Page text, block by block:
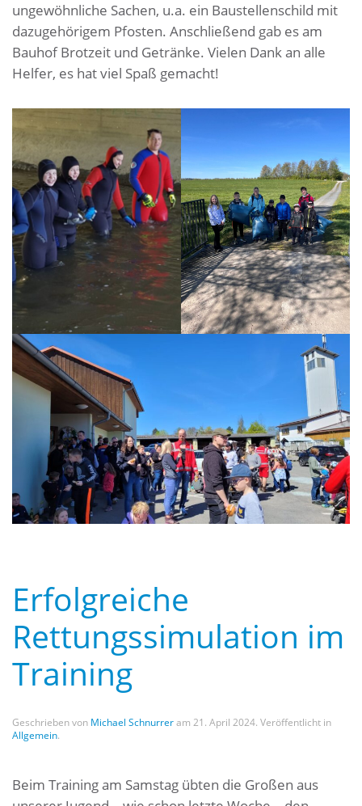
ungewöhnliche Sachen, u.a. ein Baustellenschild mit
dazugehörigem Pfosten. Anschließend gab es am
Bauhof Brotzeit und Getränke. Vielen Dank an alle
Helfer, es hat viel Spaß gemacht!
Erfolgreiche
Rettungssimulation im
Training
Geschrieben von Michael Schnurreram 21. April 2024. Veröffentlicht in
Allgemein.
Beim Training am Samstag übten die Großen aus